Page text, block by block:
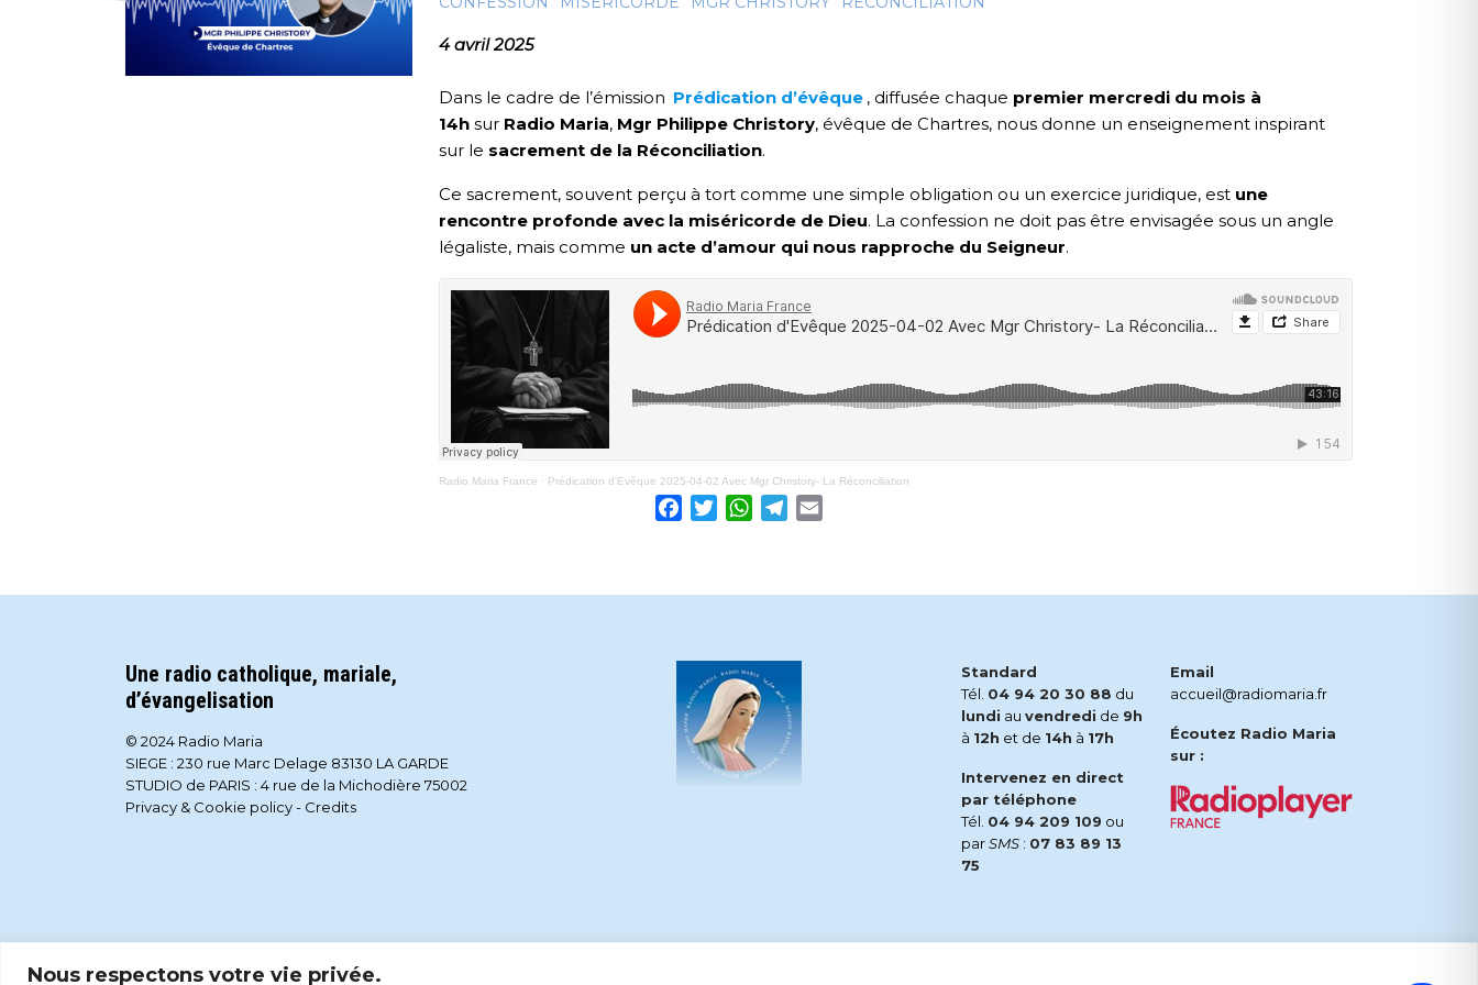
Nous respectons votre vie privée.
4 avril 2025
Dans le cadre de l’émission Prédication d’évêque , diffusée chaque premier mercredi du mois à
14h sur Radio Maria, Mgr Philippe Christory, évêque de Chartres, nous donne un enseignement inspirant
sur le sacrement de la Réconciliation.
Ce sacrement, souvent perçu à tort comme une simple obligation ou un exercice juridique, est une
rencontre profonde avec la miséricorde de Dieu. La confession ne doit pas être envisagée sous un angle
légaliste, mais comme un acte d’amour qui nous rapproche du Seigneur.
Radio Maria France · Prédication d'Evêque 2025-04-02 Avec Mgr Christory- La Réconciliation
Facebook
TwitterWhatsApp
Telegram
Une radio catholique, mariale,
d’évangelisation
© 2024 Radio Maria
SIEGE : 230 rue Marc Delage 83130 LA GARDE
STUDIO de PARIS : 4 rue de la Michodière 75002
Privacy & Cookie policy- Credits
Standard
Tél. 04 94 20 30 88 du
lundi au vendredi de 9h
à 12h et de 14h à 17h
Intervenez en direct
par téléphone
Tél. 04 94 209 109 ou
parSMS : 07 83 89 13
75
Email
accueil@radiomaria.fr
Écoutez Radio Maria
sur :